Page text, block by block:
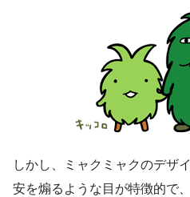
しかし、ミャクミャクのデザ
安を煽るような目が特徴的で